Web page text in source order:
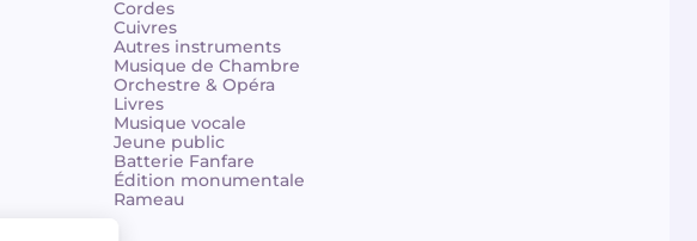
Cordes
Cuivres
Autres instruments
Musique de Chambre
Orchestre & Opéra
Livres
Musique vocale
Jeune public
Batterie Fanfare
Édition monumentale
Rameau